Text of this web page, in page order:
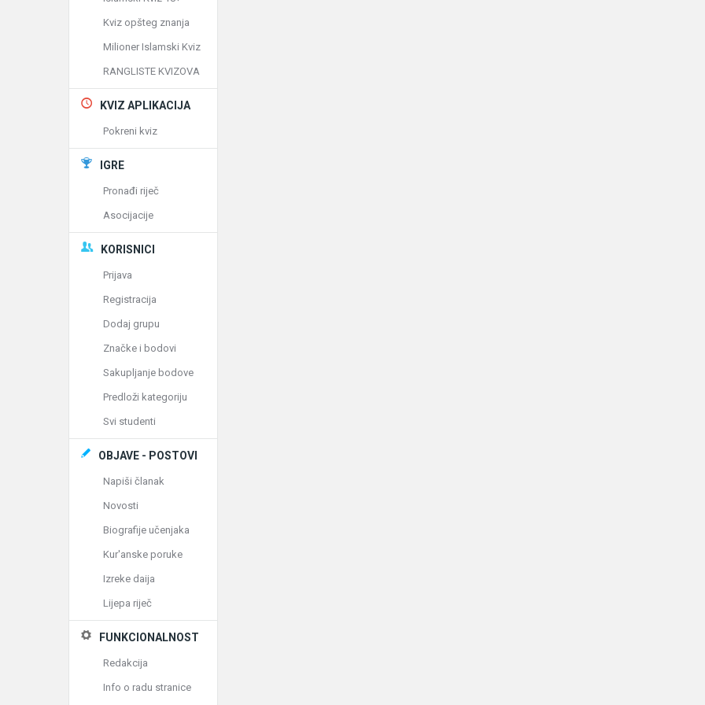
Kviz opšteg znanja
Milioner Islamski Kviz
RANGLISTE KVIZOVA
KVIZ APLIKACIJA
Pokreni kviz
IGRE
Pronađi riječ
Asocijacije
KORISNICI
Prijava
Registracija
Dodaj grupu
Značke i bodovi
Sakupljanje bodove
Predloži kategoriju
Svi studenti
OBJAVE - POSTOVI
Napiši članak
Novosti
Biografije učenjaka
Kur'anske poruke
Izreke daija
Lijepa riječ
FUNKCIONALNOST
Redakcija
Info o radu stranice